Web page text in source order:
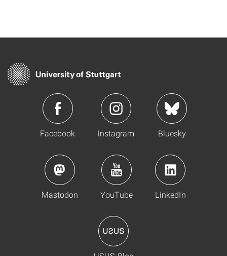
Facebook Instagram Bluesky
Mastodon YouTube LinkedIn